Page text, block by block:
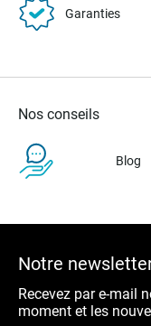
Garanties
Nos conseils
Blog
Notre
Recevez par e-mail
moment et les